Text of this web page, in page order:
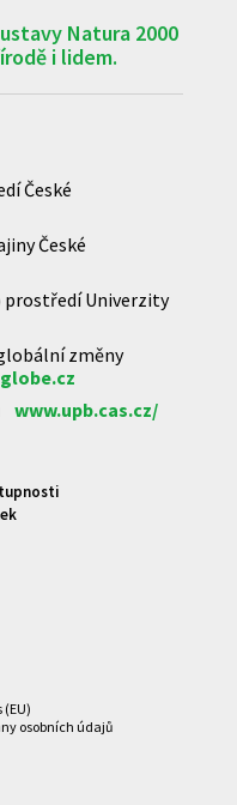
Natura 2000
i lidem.
České
České
Univerzity
změny
www.upb.cas.cz/
(EU)
osobních údajů